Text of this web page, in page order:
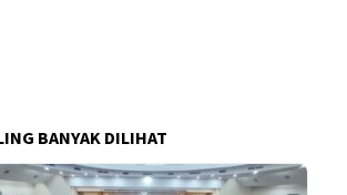
BANYAK DILIHAT